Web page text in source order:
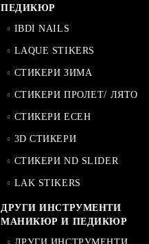
ПЕДИКЮР
IBDI NAILS
LAQUE STIKERS
СТИКЕРИ ЗИМА
СТИКЕРИ ПРОЛЕТ/ ЛЯТО
СТИКЕРИ ЕСЕН
3D СТИКЕРИ
СТИКЕРИ ND SLIDER
LAK STIKERS
ДРУГИ ИНСТРУМЕНТИ
МАНИКЮР И ПЕДИКЮР